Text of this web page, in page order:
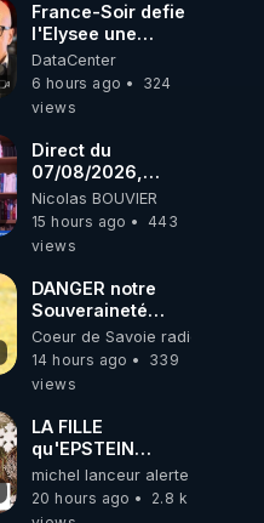
France-Soir defie
l'Elysee une
procedure inedite
sur la sante du
president - Nexus
DataCenter
6 hours ago
324
views
Direct du
07/08/2026,
présenté par
Nicolas BOUVIER
Nicolas BOUVIER
15 hours ago
443
views
DANGER notre
Souveraineté
Alimentaire est
attaqué...
Coeur de Savoie radioweb TV
14 hours ago
339
views
LA FILLE
qu'EPSTEIN
VOULAIT CACHER
michel lanceur alerte
20 hours ago
2.8 k